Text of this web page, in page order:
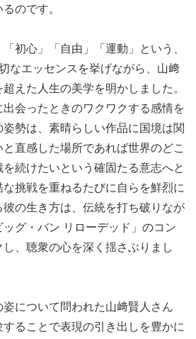
のです。
「初心」「自由」「運動」という、
なエッセンスを挙げながら、山﨑
えた人生の美学を明かしました。
出会ったときのワクワクする感情を
勢は、素晴らしい作品に国境は関
直感した場所であれば世界のどこ
続けたいという確固たる意志へと
挑戦を重ねるたびに自らを鮮烈に
の生き方は、伝統を打ち破りなが
グ・バン リローデッド」のコン
、聴衆の心を深く揺さぶりまし
について問われた山﨑賢人さん
ることで表現の引き出しを豊かに